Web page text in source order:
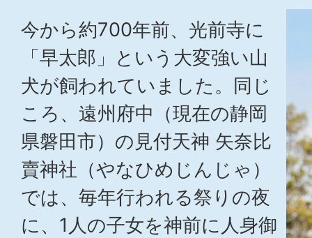
今から約700年前、光前寺に
「早太郎」という大変強い山
犬が飼われていました。同じ
ころ、遠州府中（現在の静岡
県磐田市）の見付天神 矢奈比
賣神社（やなひめじんじゃ）
では、毎年行われる祭りの夜
に、1人の子女を神前に人身御